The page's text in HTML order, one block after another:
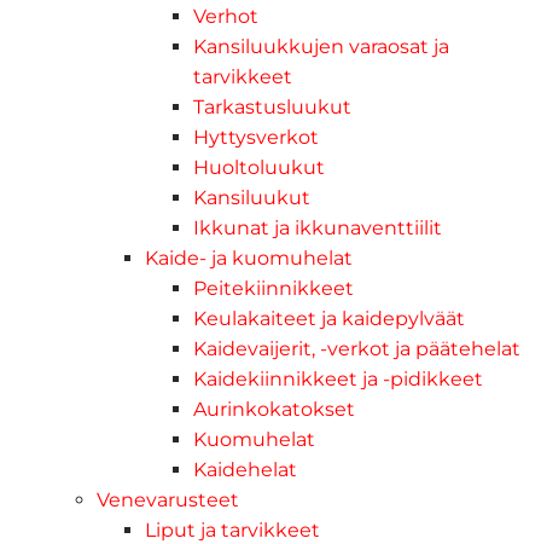
Verhot
Kansiluukkujen varaosat ja
tarvikkeet
Tarkastusluukut
Hyttysverkot
Huoltoluukut
Kansiluukut
Ikkunat ja ikkunaventtiilit
Kaide- ja kuomuhelat
Peitekiinnikkeet
Keulakaiteet ja kaidepylväät
Kaidevaijerit, -verkot ja päätehelat
Kaidekiinnikkeet ja -pidikkeet
Aurinkokatokset
Kuomuhelat
Kaidehelat
Venevarusteet
Liput ja tarvikkeet